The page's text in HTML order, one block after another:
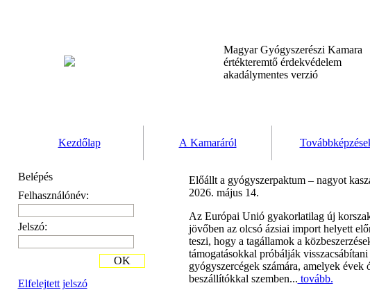
Magyar Gyógyszerészi Kamara
értékteremtő érdekvédelem
akadálymentes verzió
Kezdőlap A Kamaráról
Belépés
Felhasználónév:
Jelszó:
Elfelejtett jelszó
OK
Előállt a gyógyszerpaktum – nagyot
2026. május 14.
Az Európai Unió gyakorlatilag új
jövőben az olcsó ázsiai import helyett
teszi, hogy a tagállamok a
támogatásokkal próbálják
gyógyszercégek számára, amelyek
beszállítókkal szemben... tovább.